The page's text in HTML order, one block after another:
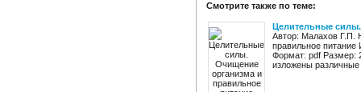
Смотрите также по теме:
Целительные
Автор: Малахов Г.П.
правильное
Формат: pdf Размер:
изложены